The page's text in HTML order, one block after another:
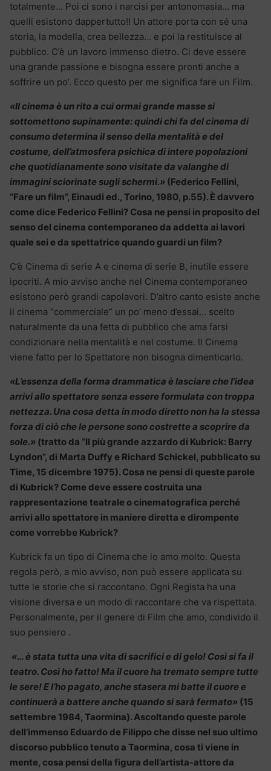
totalmente… Poi ci sono i narcisi per antonomasia… ma
quelli esistono dappertutto!! Un attore porta con sé una
storia, la modella, crea bellezza… e poi la restituisce al
pubblico. C’è un lavoro immenso dietro. Ci deve essere
una grande passione e bisogna essere pronti anche a
soffrire un po’. Ecco questo per me significa fare un Film.
«Il cinema è un rito a cui ormai grande masse si
sottomettono supinamente: quindi chi fa del cinema di
consumo determina il senso della mentalità e del
costume, dell’atmosfera psichica di intere popolazioni
che quotidianamente sono visitate da valanghe di
immagini sciorinate sugli schermi.» (Federico Fellini,
“Fare un film”, Einaudi ed., Torino, 1980, p.55). È davvero
come dice Federico Fellini? Cosa ne pensi in proposito del
senso del cinema contemporaneo da addetta ai lavori
quale sei e da spettatrice quando guardi un film?
C’è Cinema di serie A e cinema di serie B, inutile essere
ipocriti. A mio avviso anche nel Cinema contemporaneo
esistono però grandi capolavori. D’altro canto esiste anche
il cinema “commerciale” un po’ meno d’essai… scelto
naturalmente da una fetta di pubblico che ama farsi
condizionare nella mentalità e nel costume. Il Cinema
viene fatto per lo Spettatore non bisogna dimenticarlo.
«L’essenza della forma drammatica è lasciare che l’idea
arrivi allo spettatore senza essere formulata con troppa
nettezza. Una cosa detta in modo diretto non ha la stessa
forza di ciò che le persone sono costrette a scoprire da
sole.» (tratto da “Il più grande azzardo di Kubrick: Barry
Lyndon”, di Marta Duﬀy e Richard Schickel, pubblicato su
Time, 15 dicembre 1975). Cosa ne pensi di queste parole
di Kubrick? Come deve essere costruita una
rappresentazione teatrale o cinematografica perché
arrivi allo spettatore in maniere diretta e dirompente
come vorrebbe Kubrick?
Kubrick fa un tipo di Cinema che io amo molto. Questa
regola però, a mio avviso, non può essere applicata su
tutte le storie che si raccontano. Ogni Regista ha una
visione diversa e un modo di raccontare che va rispettata.
Personalmente, per il genere di Film che amo, condivido il
suo pensiero .
«… è stata tutta una vita di sacrifici e di gelo! Così si fa il
teatro. Così ho fatto! Ma il cuore ha tremato sempre tutte
le sere! E l’ho pagato, anche stasera mi batte il cuore e
continuerà a battere anche quando si sarà fermato» (15
settembre 1984, Taormina). Ascoltando queste parole
dell’immenso Eduardo de Filippo che disse nel suo ultimo
discorso pubblico tenuto a Taormina, cosa ti viene in
mente, cosa pensi della figura dell’artista-attore da